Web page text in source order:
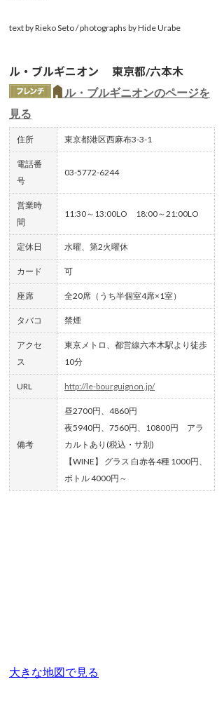
text by Rieko Seto / photographs by Hide Urabe
ル・ブルギニオン 東京都/六本木
ル・ブルギニオンのページを
見る
住所 東京都港区西麻布3-3-1
電話番
号
03-5772-6244
営業時
間
11:30～13:00LO 18:00～21:00LO
定休日 水曜、第2火曜休
カード 可
座席 全20席（うち半個室4席×1室）
タバコ 禁煙
アクセ
ス
東京メトロ、都営線六本木駅より徒歩
10分
URL http://le-bourguignon.jp/
備考
昼2700円、4860円
夜5940円、7560円、10800円 アラ
カルトあり(税込・サ別)
【WINE】 グラス 白赤各4種 1000円、
ボトル 4000円～
大きな地図で見る